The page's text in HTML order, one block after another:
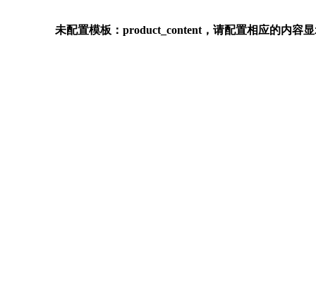
未配置模板：product_content，请配置相应的内容